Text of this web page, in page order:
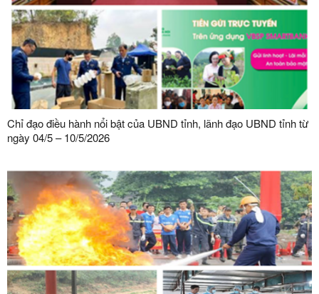
Chỉ đạo điều hành nổi bật của UBND tỉnh, lãnh đạo UBND tỉnh từ
ngày 04/5 – 10/5/2026